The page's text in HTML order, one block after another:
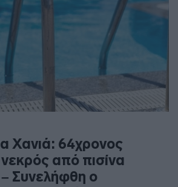
Χανιά: 64χρονος
από πισίνα
– Συνελήφθη ο